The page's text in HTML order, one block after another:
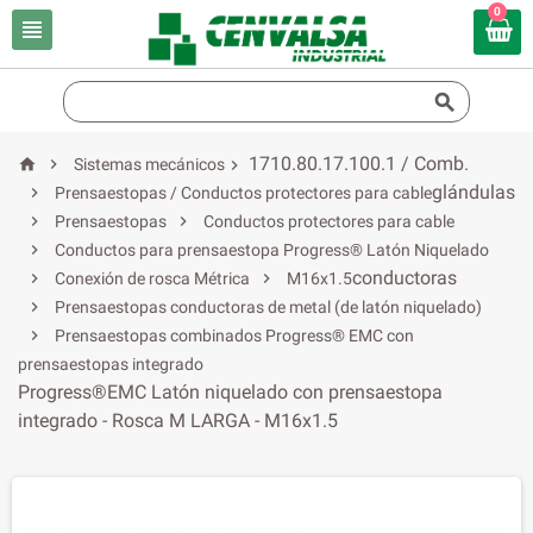

0

 
Sistemas mecánicos

Prensaestopas / Conductos protectores para cable

Prensaestopas 
Conductos protectores para cable

Conductos para prensaestopa Progress® Latón Niquelado

Conexión de rosca Métrica 
M16x1.5

Prensaestopas conductoras de metal (de latón niquelado)

Prensaestopas combinados Progress® EMC con
prensaestopas integrado

1710.80.17.100.1 / Comb.
glándulas
conductoras
Progress®EMC Latón niquelado con prensaestopa
integrado - Rosca M LARGA - M16x1.5